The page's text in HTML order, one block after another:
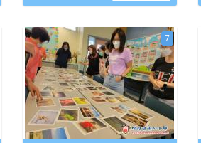
7